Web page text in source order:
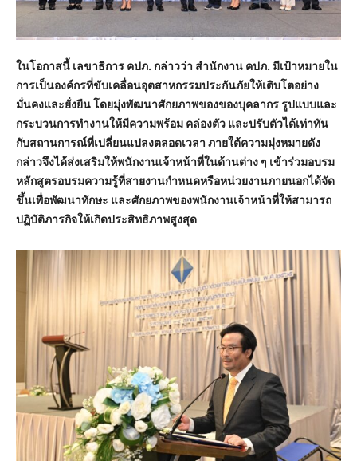
ในโอกาสนี้ เลขาธิการ คปภ. กล่าวว่า สำนักงาน คปภ. มีเป้าหมายใน
การเป็นองค์กรที่ขับเคลื่อนอุตสาหกรรมประกันภัยให้เติบโตอย่าง
มั่นคงและยั่งยืน โดยมุ่งพัฒนาศักยภาพของของบุคลากร รูปแบบและ
กระบวนการทำงานให้มีความพร้อม คล่องตัว และปรับตัวได้เท่าทัน
กับสถานการณ์ที่เปลี่ยนแปลงตลอดเวลา ภายใต้ความมุ่งหมายดัง
กล่าวจึงได้ส่งเสริมให้พนักงานเจ้าหน้าที่ในด้านต่าง ๆ เข้าร่วมอบรม
หลักสูตรอบรมความรู้ที่สายงานกำหนดหรือหน่วยงานภายนอกได้จัด
ขึ้นเพื่อพัฒนาทักษะ และศักยภาพของพนักงานเจ้าหน้าที่ให้สามารถ
ปฏิบัติภารกิจให้เกิดประสิทธิภาพสูงสุด